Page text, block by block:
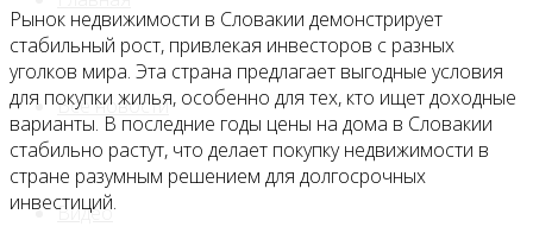
Все новости
Видео
Рынок недвижимости в Словакии демонстрирует
стабильный рост, привлекая инвесторов с разных
уголков мира. Эта страна предлагает выгодные условия
для покупки жилья, особенно для тех, кто ищет доходные
варианты. В последние годы цены на дома в Словакии
стабильно растут, что делает покупку недвижимости в
стране разумным решением для долгосрочных
инвестиций.